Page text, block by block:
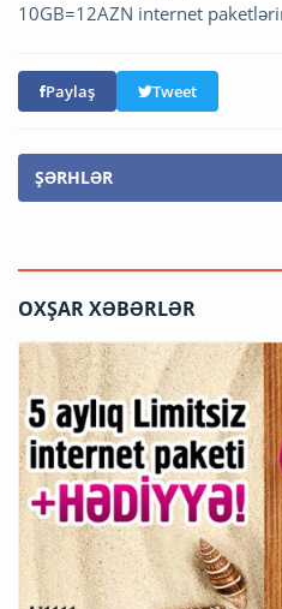
10GB=12AZN internet
Paylaş Tweet
ŞƏRHLƏR
OXŞAR XƏBƏRLƏR